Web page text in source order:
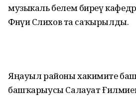
музыкаль белем биреү
Фәнәүи Сәлихов та саҡырылды.
Яңауыл районы хакимиәте
башҡарыусы Салауат